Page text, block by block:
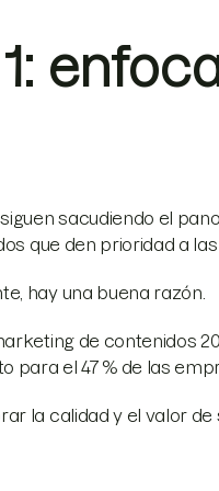
sacudiendo el
que den prioridad a
hay una buena razón.
de contenidos
para el 47 % de las
la calidad y el valor